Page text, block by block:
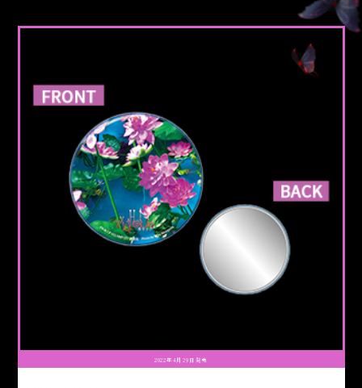
2022年4月29日発売